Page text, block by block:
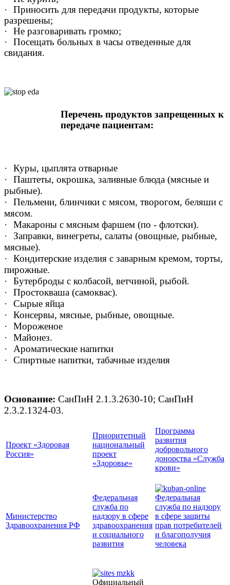
·
Приносить для передачи продукты, которые
разрешены;
·
Не разговаривать громко;
·
Посещать больных в часы отведенные для
свидания.
Перечень продуктов запрещенных к
передаче пациентам:
·
Куры, цыплята отварные
·
Паштеты, окрошка, заливные блюда (мясные и
рыбные).
·
Пельмени, блинчики с мясом, творогом, беляши с
мясом.
·
Макароны с мясным фаршем (по - флотски).
·
Заправки, винегреты, салаты (овощные, рыбные,
мясные).
·
Кондитерские изделия с заварным кремом, торты,
пирожные.
·
Бутерброды с колбасой, ветчиной, рыбой.
·
Простокваша (самоквас).
·
Сырые яйца
·
Консервы, мясные, рыбные, овощные.
·
Мороженое
·
Майонез.
·
Ароматические напитки
·
Спиртные напитки, табачные изделия
Основание: СанПиН 2.1.3.2630-10; СанПиН
2.3.2.1324-03.
Проект «Здоровая
Россия»
Приоритетный
национальный
проект
«Здоровье»
Программа
развития
добровольного
донорства «Служба
крови»
Министерство
Здравоохранения РФ
Федеральная
служба по
надзору в сфере
здравоохранения
и социального
развития
Федеральная
служба по надзору
в сфере защиты
прав потребителей
и благополучия
человека
Официальный